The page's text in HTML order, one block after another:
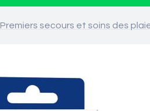
Premiers secours et soins des